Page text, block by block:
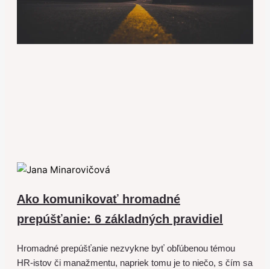
Ako komunikovať hromadné
prepúšťanie: 6 základných pravidiel
Hromadné prepúšťanie nezvykne byť obľúbenou témou
HR-istov či manažmentu, napriek tomu je to niečo, s čím sa